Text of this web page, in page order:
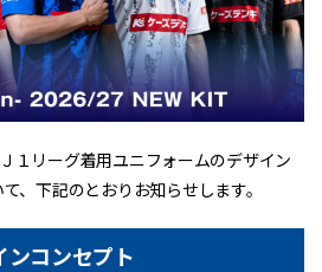
１リーグ着用ユニフォームのデザイン
、下記のとおりお知らせします。
ンコンセプト